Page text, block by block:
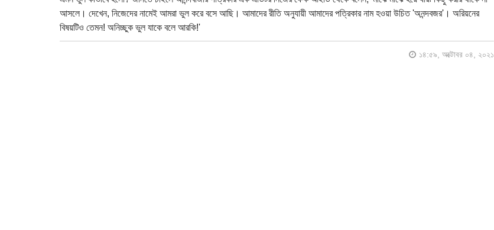
আসলে। দেখেন, নিজেদের নামেই আমরা ভুল করে বসে আছি। আমাদের রীতি অনুযায়ী আমাদের পত্রিকার নাম হওয়া উচিত 'অনন্দবজর'। অরিয়নের
বিষয়টিও তেমন! অনিচ্ছুক ভুল যাকে বলে আরকি!'
১৪:৫৯, অক্টোবর ০৪, ২০২১